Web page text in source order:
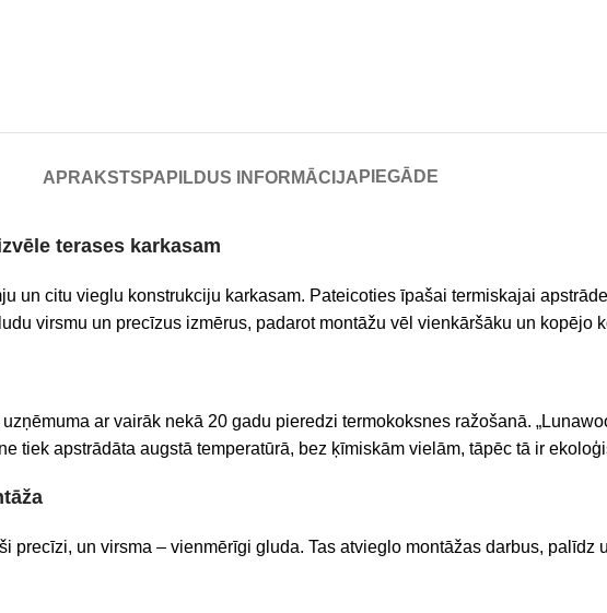
APRAKSTS PAPILDUS INFORMĀCIJA PIEGĀDE
terases karkasam
un citu vieglu konstrukciju karkasam. Pateicoties īpašai termiskajai
virsmu un precīzus izmērus, padarot montāžu vēl vienkāršāku un kopējo
ar vairāk nekā 20 gadu pieredzi termokoksnes ražošanā.
tiek apstrādāta augstā temperatūrā, bez ķīmiskām vielām, tāpēc tā ir
precīzi, un virsma – vienmērīgi gluda. Tas atvieglo montāžas darbus, palīdz